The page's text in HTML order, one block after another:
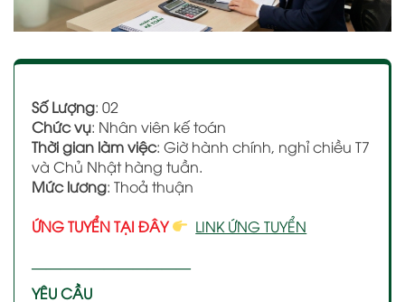
Số Lượng: 02
Chức vụ: Nhân viên kế toán
Thời gian làm việc: Giờ hành chính, nghỉ chiều T7
và Chủ Nhật hàng tuần.
Mức lương: Thoả thuận
ỨNG TUYỂN TẠI ĐÂY
LINK ỨNG TUYỂN
———————————
YÊU CẦU